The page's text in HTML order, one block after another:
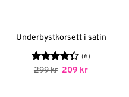
Underbystkorsett i satin
Betygsatt
(6)
299kr Det
209 krDet